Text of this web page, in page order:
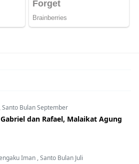
,Santo Bulan September
dan Rafael, Malaikat Agung
Iman ,Santo Bulan Juli